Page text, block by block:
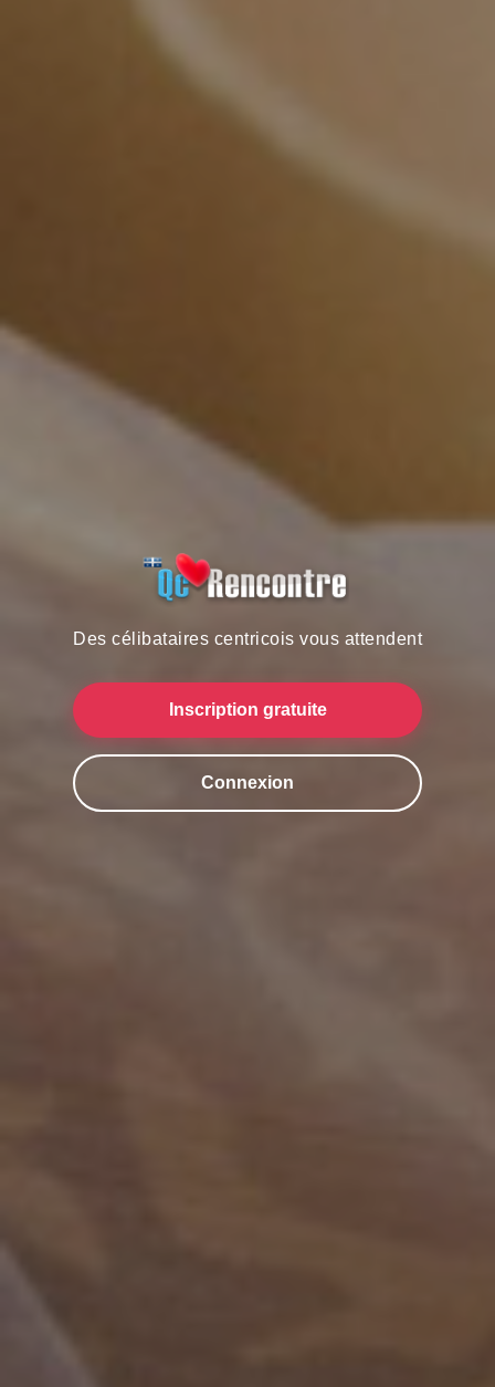
Des célibataires centricois vous attendent
Inscription gratuite
Connexion